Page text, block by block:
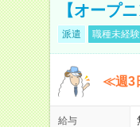
【オープ
派遣 職種未経
≪週3
給与